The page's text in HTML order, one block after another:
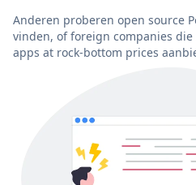
Anderen proberen open source
vinden, of foreign companies die
apps at rock-bottom prices